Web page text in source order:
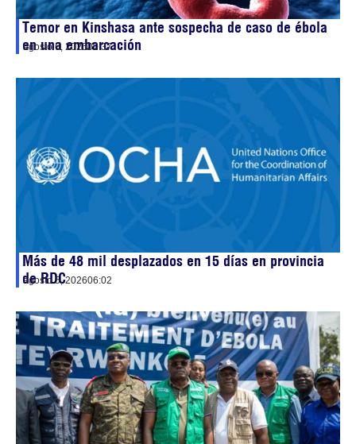
Temor en Kinshasa ante sospecha de caso de ébola
en una embarcación
agosto 6, 202600:37
Más de 48 mil desplazados en 15 días en provincia
de RDC
agosto 5, 202606:02